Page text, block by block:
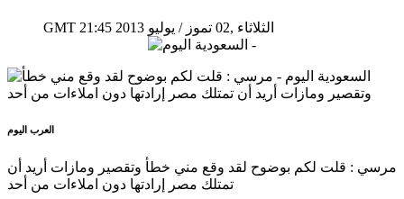
GMT 21:45 2013 الثلاثاء ,02 تموز / يوليو
العرب اليوم
مرسي : قلت لكم بوضوح لقد وقع مني خطأ وتقصير ومازات أريد أن
تمتلك مصر إرادتها دون املاءات من أحد‏